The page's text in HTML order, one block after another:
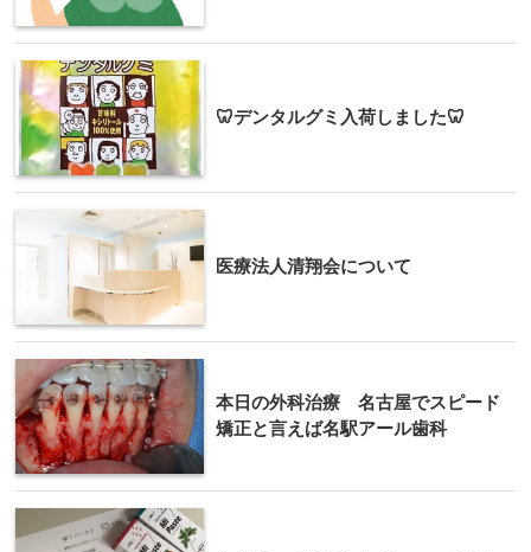
🦷デンタルグミ入荷しました🦷
医療法人清翔会について
本日の外科治療 名古屋でスピード
矯正と言えば名駅アール歯科